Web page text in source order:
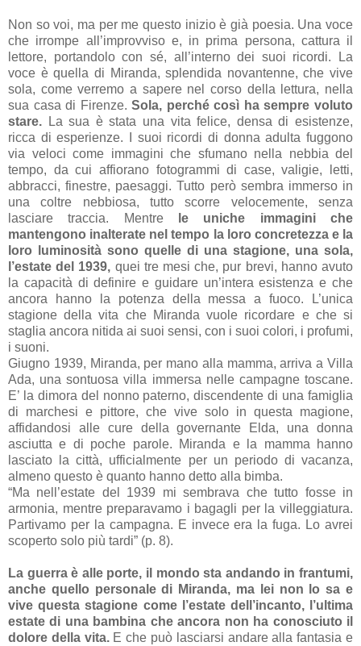
Non so voi, ma per me questo inizio è già poesia. Una voce
che irrompe all’improvviso e, in prima persona, cattura il
lettore, portandolo con sé, all’interno dei suoi ricordi. La
voce è quella di Miranda, splendida novantenne, che vive
sola, come verremo a sapere nel corso della lettura, nella
sua casa di Firenze.Sola, perché così ha sempre voluto
stare. La sua è stata una vita felice, densa di esistenze,
ricca di esperienze. I suoi ricordi di donna adulta fuggono
via veloci come immagini che sfumano nella nebbia del
tempo, da cui affiorano fotogrammi di case, valigie, letti,
abbracci, finestre, paesaggi. Tutto però sembra immerso in
una coltre nebbiosa, tutto scorre velocemente, senza
lasciare traccia. Mentre
le uniche immagini che
mantengono inalterate nel tempo la loro concretezza e la
loro luminosità sono quelle di una stagione, una sola,
l’estate del 1939, quei tre mesi che, pur brevi, hanno avuto
la capacità di definire e guidare un’intera esistenza e che
ancora hanno la potenza della messa a fuoco. L’unica
stagione della vita che Miranda vuole ricordare e che si
staglia ancora nitida ai suoi sensi, con i suoi colori, i profumi,
i suoni.
Giugno 1939, Miranda, per mano alla mamma, arriva a Villa
Ada, una sontuosa villa immersa nelle campagne toscane.
E’ la dimora del nonno paterno, discendente di una famiglia
di marchesi e pittore, che vive solo in questa magione,
affidandosi alle cure della governante Elda, una donna
asciutta e di poche parole. Miranda e la mamma hanno
lasciato la città, ufficialmente per un periodo di vacanza,
almeno questo è quanto hanno detto alla bimba.
“Ma nell’estate del 1939 mi sembrava che tutto fosse in
armonia, mentre preparavamo i bagagli per la villeggiatura.
Partivamo per la campagna. E invece era la fuga. Lo avrei
scoperto solo più tardi” (p. 8).
La guerra è alle porte, il mondo sta andando in frantumi,
anche quello personale di Miranda, ma lei non lo sa e
vive questa stagione come l’estate dell’incanto, l’ultima
estate di una bambina che ancora non ha conosciuto il
dolore della vita.E che può lasciarsi andare alla fantasia e